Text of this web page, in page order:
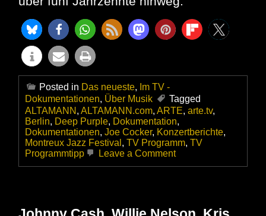
Posted in Das neueste, Im TV -
Dokumentationen, Über Musik
Tagged
ALTAMANN , ALTAMANN.com, ARTE, arte.tv,
Berlin, Deep Purple, Dokumentation,
Dokumentationen, Joe Cocker, Konzertberichte,
Montreux Jazz Festival , TV Programm, TV
Programmtipp
Leave a Commenton